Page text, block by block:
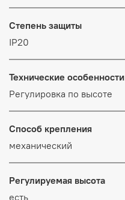
Степень защиты
IP20
Технические особенности
Регулировка по высоте
Способ крепления
механический
Регулируемая высота
есть